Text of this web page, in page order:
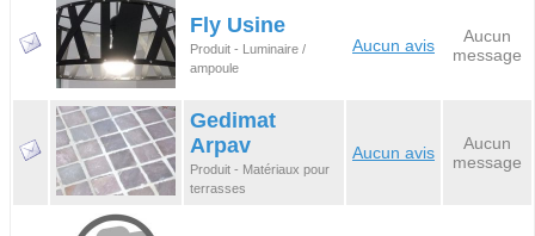
Fly Usine
Produit - Luminaire /
ampoule
Aucun avis
Aucun
message
Gedimat
Arpav
Produit - Matériaux pour
terrasses
Aucun avis
Aucun
message